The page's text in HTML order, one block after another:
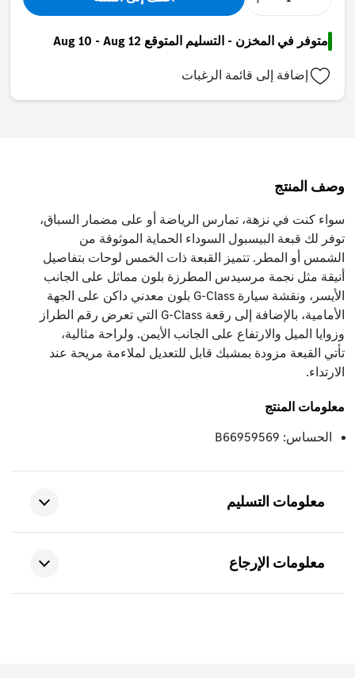
متوفر في المخزن - التسليم المتوقع Aug 10 - Aug 12
إضافة إلى قائمة الرغبات
وصف المنتج
سواء كنت في نزهة، تمارس الرياضة أو على مضمار السباق،
توفر لك قبعة البيسبول السوداء الحماية الموثوقة من
الشمس أو المطر. تتميز القبعة ذات الخمس لوحات بتفاصيل
أنيقة مثل نجمة مرسيدس المطرزة بلون مماثل على الجانب
الأيسر، ونقشة سيارة G-Class بلون معدني داكن على الجهة
الأمامية، بالإضافة إلى رقعة G-Class التي تعرض رقم الطراز
وزوايا الميل والارتفاع على الجانب الأيمن. ولراحة مثالية،
تأتي القبعة مزودة بمشبك قابل للتعديل لملاءمة مريحة عند
الارتداء.
معلومات المنتج
الحساس: B66959569
معلومات التسليم
معلومات الإرجاع